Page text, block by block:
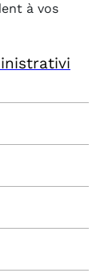
à vos